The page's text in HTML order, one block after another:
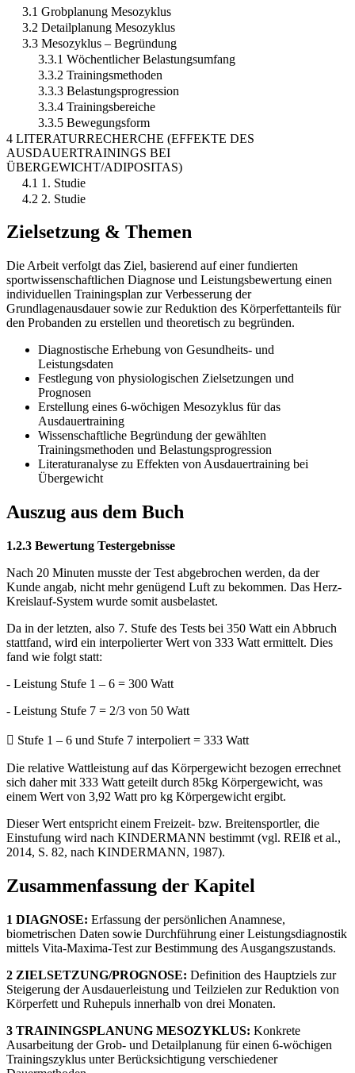
3.1 Grobplanung Mesozyklus
3.2 Detailplanung Mesozyklus
3.3 Mesozyklus – Begründung
3.3.1 Wöchentlicher Belastungsumfang
3.3.2 Trainingsmethoden
3.3.3 Belastungsprogression
3.3.4 Trainingsbereiche
3.3.5 Bewegungsform
4 LITERATURRECHERCHE (EFFEKTE DES
AUSDAUERTRAININGS BEI
ÜBERGEWICHT/ADIPOSITAS)
4.1 1. Studie
4.2 2. Studie
Zielsetzung & Themen
Die Arbeit verfolgt das Ziel, basierend auf einer fundierten
sportwissenschaftlichen Diagnose und Leistungsbewertung einen
individuellen Trainingsplan zur Verbesserung der
Grundlagenausdauer sowie zur Reduktion des Körperfettanteils für
den Probanden zu erstellen und theoretisch zu begründen.
Diagnostische Erhebung von Gesundheits- und
Leistungsdaten
Festlegung von physiologischen Zielsetzungen und
Prognosen
Erstellung eines 6-wöchigen Mesozyklus für das
Ausdauertraining
Wissenschaftliche Begründung der gewählten
Trainingsmethoden und Belastungsprogression
Literaturanalyse zu Effekten von Ausdauertraining bei
Übergewicht
Auszug aus dem Buch
1.2.3 Bewertung Testergebnisse
Nach 20 Minuten musste der Test abgebrochen werden, da der
Kunde angab, nicht mehr genügend Luft zu bekommen. Das Herz-
Kreislauf-System wurde somit ausbelastet.
Da in der letzten, also 7. Stufe des Tests bei 350 Watt ein Abbruch
stattfand, wird ein interpolierter Wert von 333 Watt ermittelt. Dies
fand wie folgt statt:
- Leistung Stufe 1 – 6 = 300 Watt
- Leistung Stufe 7 = 2/3 von 50 Watt
 Stufe 1 – 6 und Stufe 7 interpoliert = 333 Watt
Die relative Wattleistung auf das Körpergewicht bezogen errechnet
sich daher mit 333 Watt geteilt durch 85kg Körpergewicht, was
einem Wert von 3,92 Watt pro kg Körpergewicht ergibt.
Dieser Wert entspricht einem Freizeit- bzw. Breitensportler, die
Einstufung wird nach KINDERMANN bestimmt (vgl. REIß et al.,
2014, S. 82, nach KINDERMANN, 1987).
Zusammenfassung der Kapitel
1 DIAGNOSE: Erfassung der persönlichen Anamnese,
biometrischen Daten sowie Durchführung einer Leistungsdiagnostik
mittels Vita-Maxima-Test zur Bestimmung des Ausgangszustands.
2 ZIELSETZUNG/PROGNOSE: Definition des Hauptziels zur
Steigerung der Ausdauerleistung und Teilzielen zur Reduktion von
Körperfett und Ruhepuls innerhalb von drei Monaten.
3 TRAININGSPLANUNG MESOZYKLUS: Konkrete
Ausarbeitung der Grob- und Detailplanung für einen 6-wöchigen
Trainingszyklus unter Berücksichtigung verschiedener